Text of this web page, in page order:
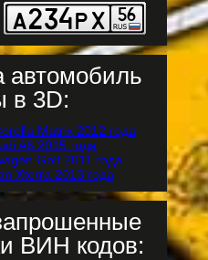
автомобиль
в 3D:
ВИН кодов: